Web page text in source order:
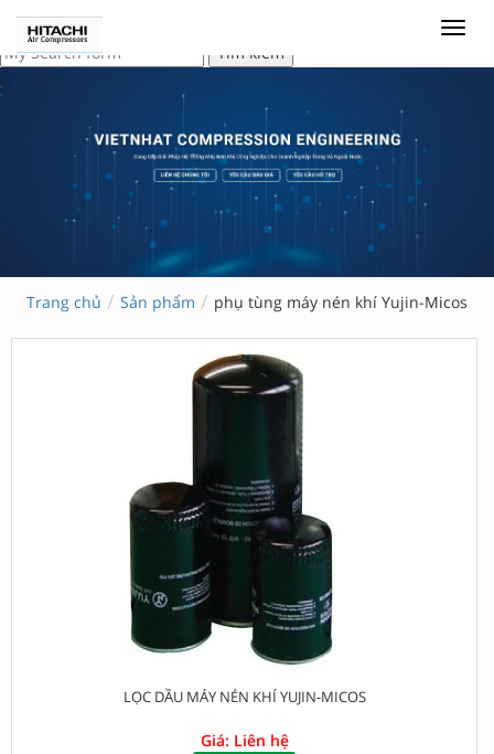
Trang chủ / Sản phẩm / phụ tùng máy nén khí Yujin-Micos
LỌC DẦU MÁY NÉN KHÍ YUJIN-MICOS
Giá: Liên hệ